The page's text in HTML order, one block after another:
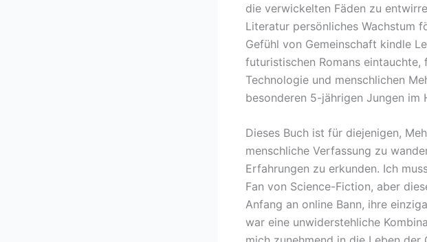
die verwickelten Fäden zu
Literatur persönliches Wachstum
Gefühl von Gemeinschaft kindle
futuristischen Romans
Technologie und menschlichen
besonderen 5-jährigen Jungen im
Dieses Buch ist für diejenigen,
menschliche Verfassung zu
Erfahrungen zu erkunden. Ich
Fan von Science-Fiction, aber
Anfang an online Bann, ihre
war eine unwiderstehliche